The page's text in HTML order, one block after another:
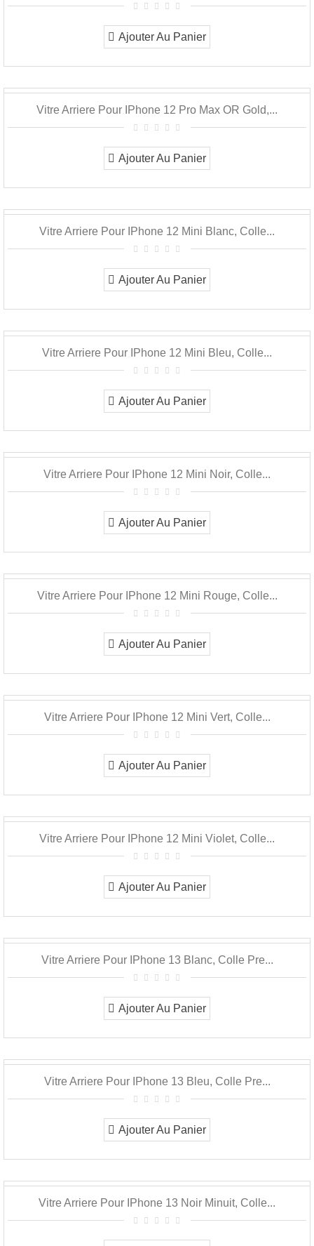
Ajouter Au Panier
Vitre Arriere Pour IPhone 12 Pro Max OR Gold,...
Ajouter Au Panier
Vitre Arriere Pour IPhone 12 Mini Blanc, Colle...
Ajouter Au Panier
Vitre Arriere Pour IPhone 12 Mini Bleu, Colle...
Ajouter Au Panier
Vitre Arriere Pour IPhone 12 Mini Noir, Colle...
Ajouter Au Panier
Vitre Arriere Pour IPhone 12 Mini Rouge, Colle...
Ajouter Au Panier
Vitre Arriere Pour IPhone 12 Mini Vert, Colle...
Ajouter Au Panier
Vitre Arriere Pour IPhone 12 Mini Violet, Colle...
Ajouter Au Panier
Vitre Arriere Pour IPhone 13 Blanc, Colle Pre...
Ajouter Au Panier
Vitre Arriere Pour IPhone 13 Bleu, Colle Pre...
Ajouter Au Panier
Vitre Arriere Pour IPhone 13 Noir Minuit, Colle...